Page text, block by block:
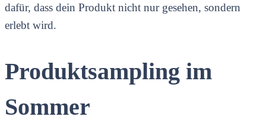
dafür, dass dein Produkt nicht nur gesehen, sondern
erlebt wird.
Produktsampling im
Sommer